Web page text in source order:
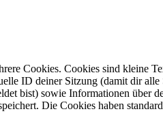
Cookies. Cookies sind kleine
ID deiner Sitzung (damit dir
bist) sowie Informationen
Die Cookies haben